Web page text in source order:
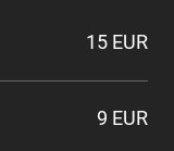
15 EUR
9 EUR